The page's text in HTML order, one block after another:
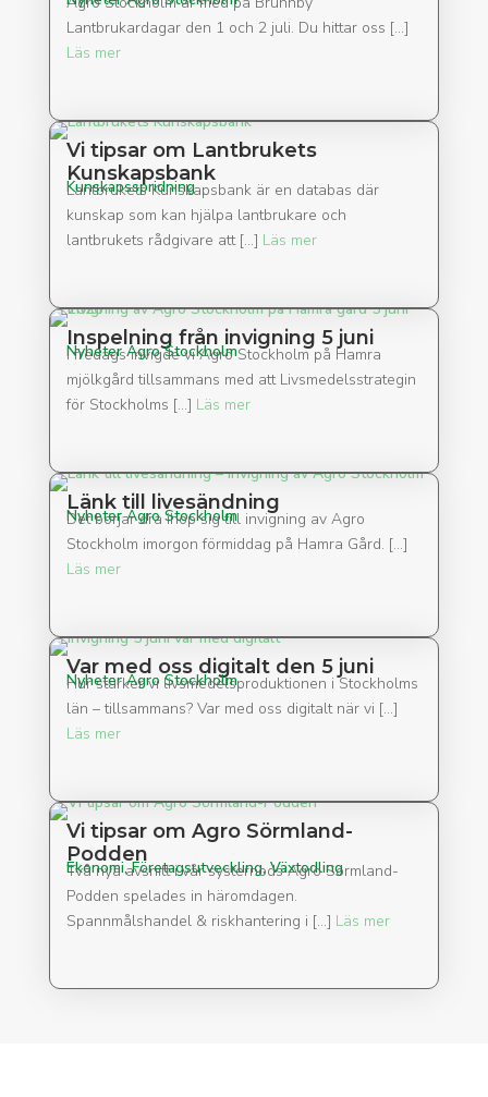
Lantbrukardagar den 1 och 2 juli. Du hittar oss […]
Läs mer
Vi tipsar om Lantbrukets
Kunskapsbank
Kunskapsspridning
Lantbrukets Kunskapsbank är en databas där
kunskap som kan hjälpa lantbrukare och
lantbrukets rådgivare att […] Läs mer
Inspelning från invigning 5 juni
Nyheter Agro Stockholm
I fredags invigde vi Agro Stockholm på Hamra
mjölkgård tillsammans med att Livsmedelsstrategin
för Stockholms […] Läs mer
Länk till livesändning
Nyheter Agro Stockholm
Det börjar dra ihop sig till invigning av Agro
Stockholm imorgon förmiddag på Hamra Gård. […]
Läs mer
Var med oss digitalt den 5 juni
Nyheter Agro Stockholm
Hur stärker vi livsmedelsproduktionen i Stockholms
län – tillsammans? Var med oss digitalt när vi […]
Läs mer
Vi tipsar om Agro Sörmland-
Podden
Ekonomi, Företagsutveckling, Växtodling
Två nya avsnitt i vår systernods Agro Sörmland-
Podden spelades in häromdagen.
Spannmålshandel & riskhantering i […] Läs mer